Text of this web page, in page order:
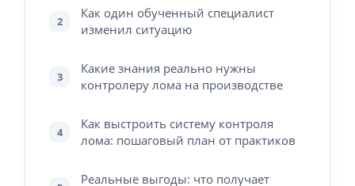
2
Как один обученный специалист
изменил ситуацию
3
Какие знания реально нужны
контролеру лома на производстве
4
Как выстроить систему контроля
лома: пошаговый план от практиков
Реальные выгоды: что получает